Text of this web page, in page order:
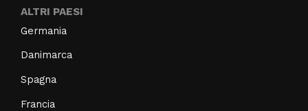
ALTRI PAESI
Germania
Danimarca
Spagna
Francia